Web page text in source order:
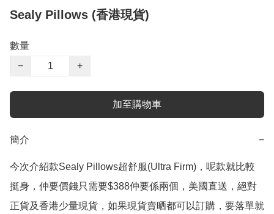
Sealy Pillows (香港現貨)
數量
−
+
加至購物車
簡介 −
今次介紹款Sealy Pillows超舒服(Ultra Firm)，呢款就比較
挺身，仲要價錢只需要$388仲要係兩個，美國直送，絕對
正貨及香港少量現貨，如果現貨賣晒都可以訂購，要落單就